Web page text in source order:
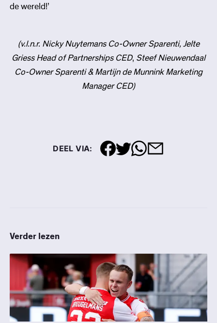
de wereld!’
(v.l.n.r. Nicky Nuytemans Co-Owner Sparenti,Jelte
Griess Head of Partnerships CED, Steef Nieuwendaal
Co-Owner Sparenti & Martijn de Munnink Marketing
Manager CED)
DEEL VIA:
Verder lezen